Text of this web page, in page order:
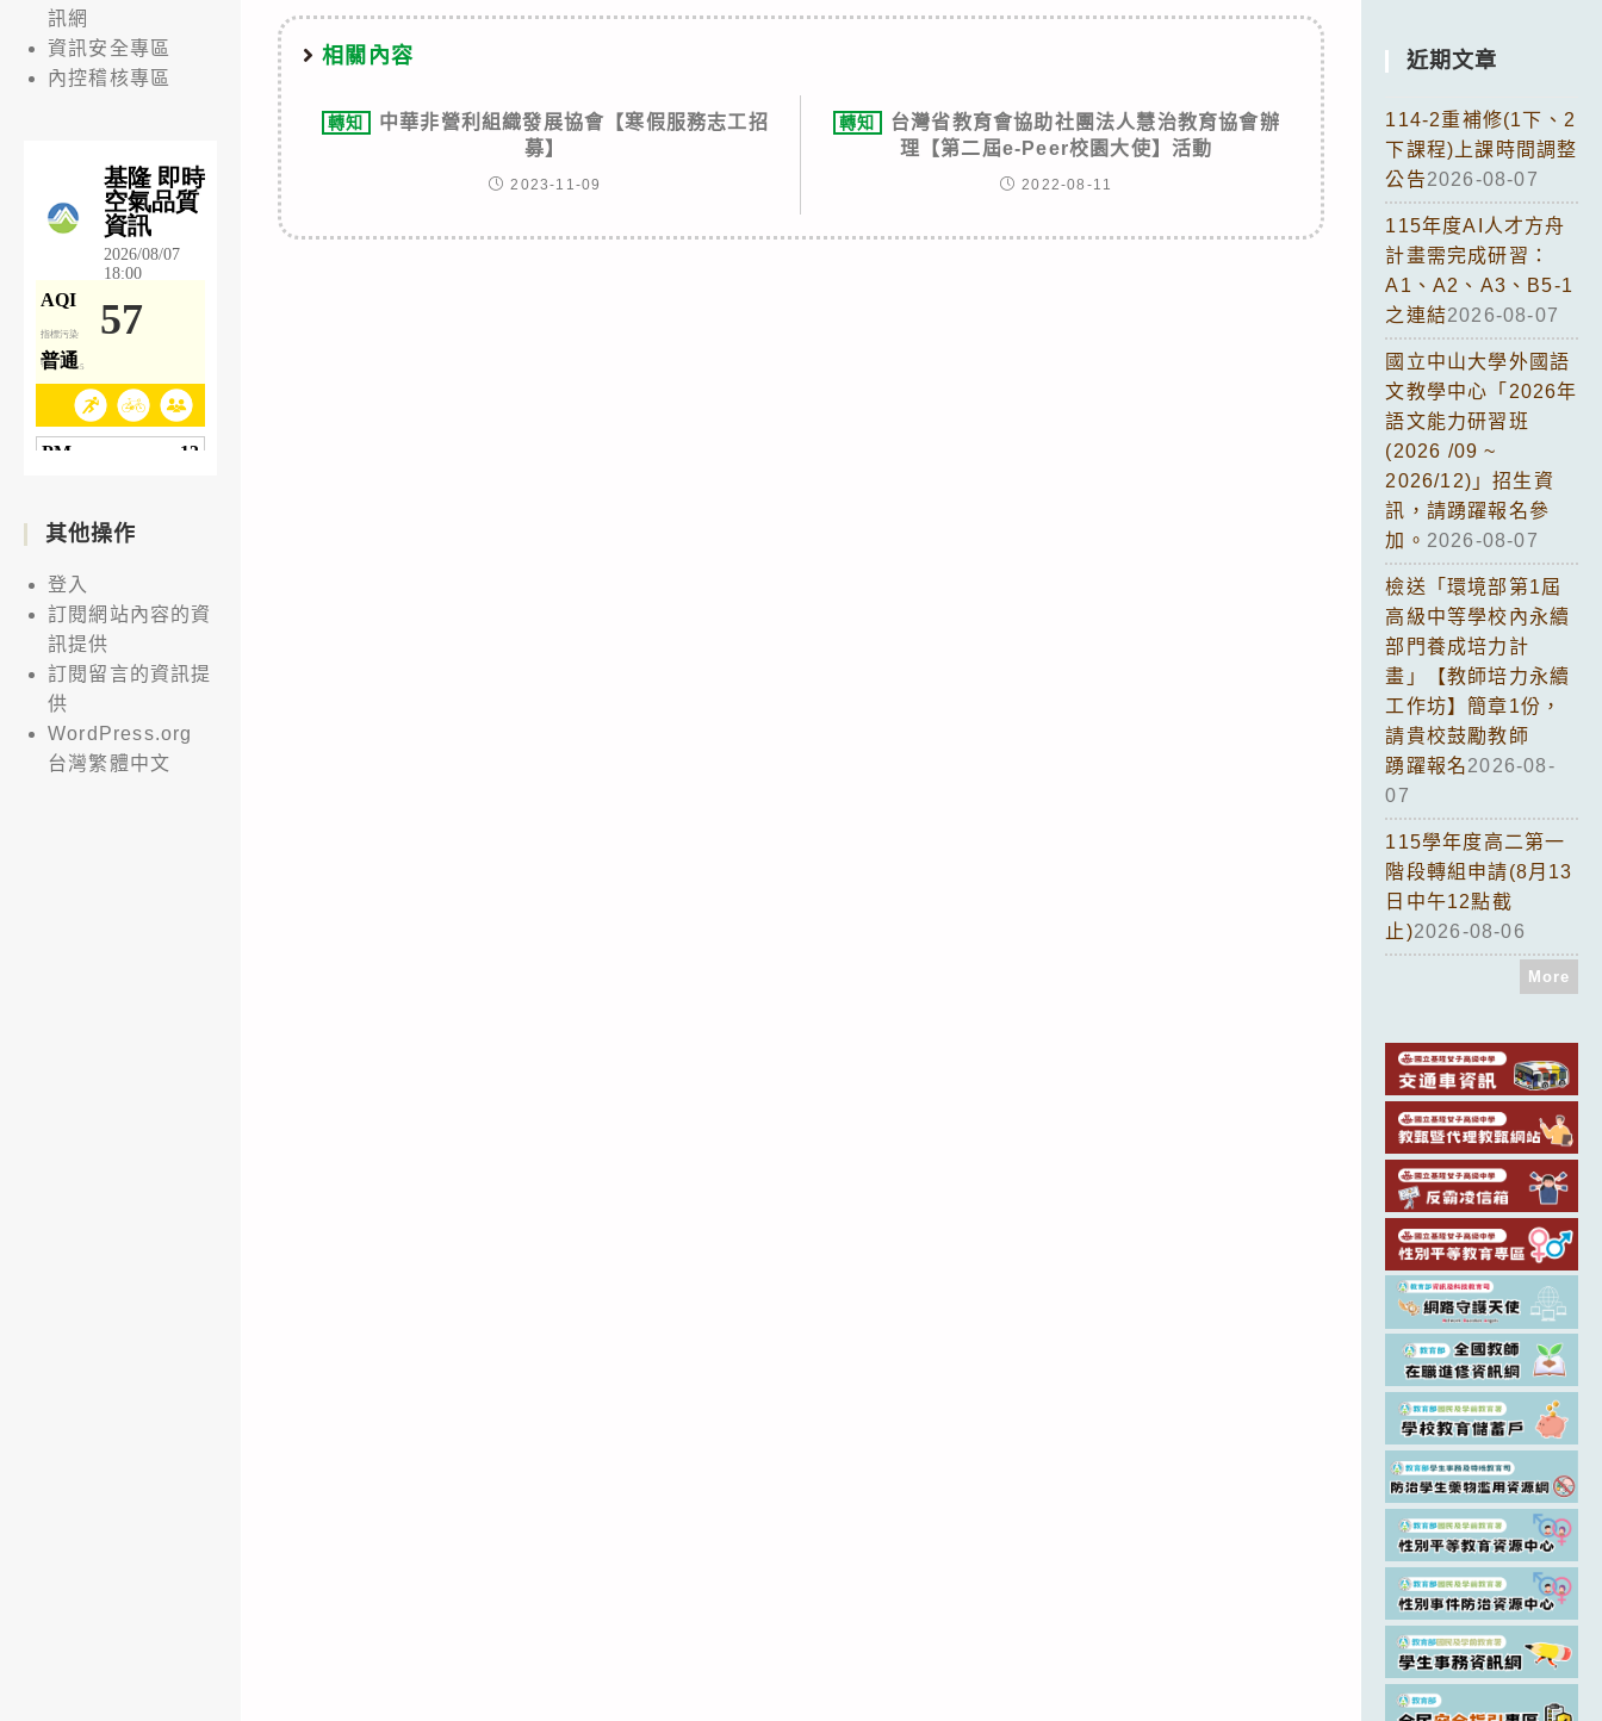
相關內容
轉知
中華非營利組織發展協會【寒假服務志工招
募】
2023-11-09
轉知
台灣省教育會協助社團法人慧治教育協會辦
理【第二屆e-Peer校園大使】活動
2022-08-11
訊網
資訊安全專區
內控稽核專區
其他操作
登入
訂閱網站內容的資
訊提供
訂閱留言的資訊提
供
WordPress.org
台灣繁體中文
近期文章
114-2重補修(1下、2
下課程)上課時間調整
公告2026-08-07
115年度AI人才方舟
計畫需完成研習：
A1、A2、A3、B5-1
之連結2026-08-07
國立中山大學外國語
文教學中心「2026年
語文能力研習班
(2026 /09 ~
2026/12)」招生資
訊，請踴躍報名參
加。 2026-08-07
檢送「環境部第1屆
高級中等學校內永續
部門養成培力計
畫」【教師培力永續
工作坊】簡章1份，
請貴校鼓勵教師
踴躍報名2026-08-
07
115學年度高二第一
階段轉組申請(8月13
日中午12點截
止)2026-08-06
More